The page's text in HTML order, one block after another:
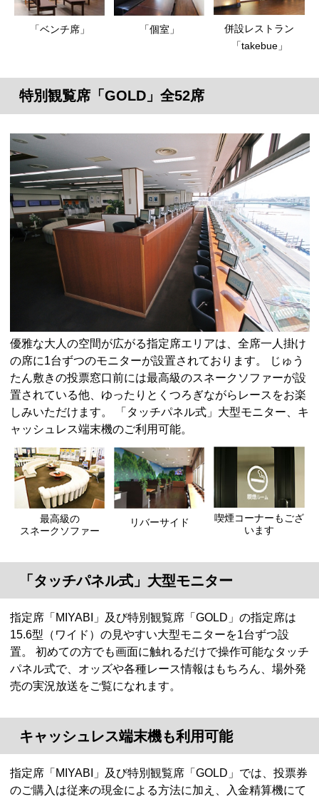
「ベンチ席」 「個室」
併設レストラン
「takebue」
特別観覧席「GOLD」全52席
優雅な大人の空間が広がる指定席エリアは、全席一人掛け
の席に1台ずつのモニターが設置されております。 じゅう
たん敷きの投票窓口前には最高級のスネークソファーが設
置されている他、ゆったりとくつろぎながらレースをお楽
しみいただけます。 「タッチパネル式」大型モニター、キ
ャッシュレス端末機のご利用可能。
最高級の
スネークソファー
リバーサイド
喫煙コーナーもござ
います
「タッチパネル式」大型モニター
指定席「MIYABI」及び特別観覧席「GOLD」の指定席は
15.6型（ワイド）の見やすい大型モニターを1台ずつ設
置。 初めての方でも画面に触れるだけで操作可能なタッチ
パネル式で、オッズや各種レース情報はもちろん、場外発
売の実況放送をご覧になれます。
キャッシュレス端末機も利用可能
指定席「MIYABI」及び特別観覧席「GOLD」では、投票券
のご購入は従来の現金による方法に加え、入金精算機にて